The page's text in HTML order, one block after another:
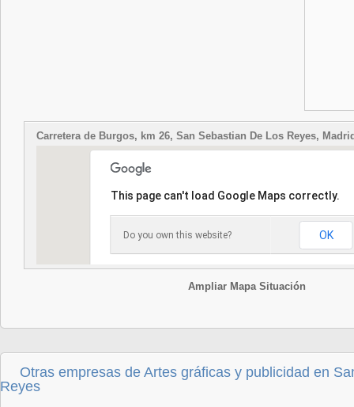
Carretera de Burgos, km 26, San Sebastian De Los Reyes,
This page can't load Google Maps correctly.
Do you own this website? OK
Ampliar Mapa Situación
Otras empresas de Artes gráficas y publicidad en
Reyes